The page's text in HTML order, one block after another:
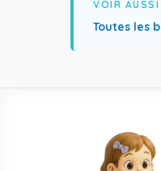
VOIR
Toutes les